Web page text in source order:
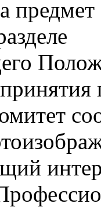
предмет